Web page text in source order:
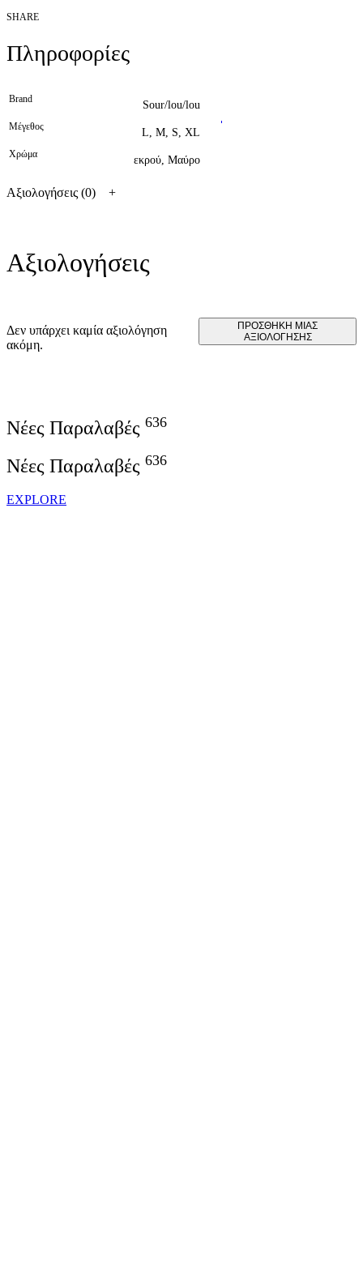
SHARE
Πληροφορίες
Brand Sour/lou/lou
Μέγεθος L, M, S, XL
Χρώμα εκρού, Μαύρο
Αξιολογήσεις (0)
Αξιολογήσεις
Δεν υπάρχει καμία αξιολόγηση
ακόμη.
ΠΡΟΣΘΉΚΗ ΜΊΑΣ
ΑΞΙΟΛΌΓΗΣΗΣ
Νέες Παραλαβές 636
Νέες Παραλαβές 636
EXPLORE